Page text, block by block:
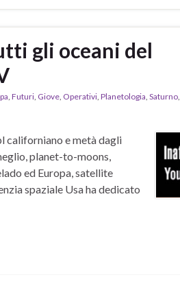
gli oceani del
, Futuri, Giove, Operativi, Planetologia, Saturno,
californiano e metà dagli
planet-to-moons,
ed Europa, satellite
spaziale Usa ha dedicato